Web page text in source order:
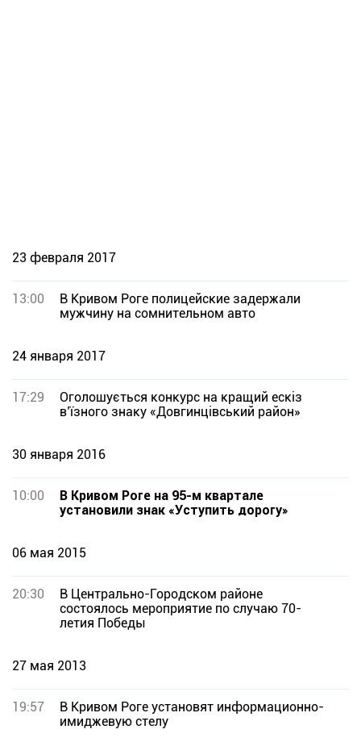
23 февраля 2017
13:00
В Кривом Роге полицейские задержали
мужчину на сомнительном авто
24 января 2017
17:29
Оголошується конкурс на кращий ескіз
в’їзного знаку «Довгинцівський район»
30 января 2016
10:00
В Кривом Роге на 95-м квартале
установили знак «Уступить дорогу»
06 мая 2015
20:30
В Центрально-Городском районе
состоялось мероприятие по случаю 70-
летия Победы
27 мая 2013
19:57
В Кривом Роге установят информационно-
имиджевую стелу